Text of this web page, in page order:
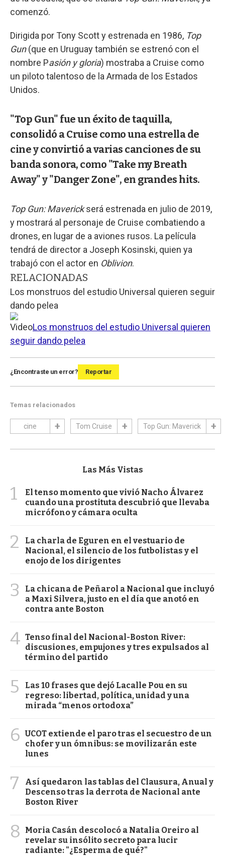
comenzó.
Dirigida por Tony Scott y estrenada en 1986, Top
Gun(que en Uruguay también se estrenó con el
nombre Pasión y gloria) mostraba a Cruise como
un piloto talentoso de la Armada de los Estados
Unidos.
"Top Gun" fue un éxito de taquilla,
consolidó a Cruise como una estrella de
cine y convirtió a varias canciones de su
banda sonora, como "Take my Breath
Away" y "Danger Zone", en grandes hits.
Top Gun: Maverickserá estrenada en julio de 2019,
y mostrará al personaje de Cruise combatiendo a
drones, en lugar de a aviones rusos. La película
tendrá de director a Joseph Kosinski, quien ya
trabajó con el actor en Oblivion.
RELACIONADAS
Los monstruos del estudio Universal quieren seguir
dando pelea
VideoLos monstruos del estudio Universal quieren
seguir dando pelea
¿Encontraste un error? Reportar
Temas relacionados
cine Tom Cruise Top Gun: Maverick
Las Más Vistas
1
El tenso momento que vivió Nacho Álvarez
cuando una prostituta descubrió que llevaba
micrófono y cámara oculta
2
La charla de Eguren en el vestuario de
Nacional, el silencio de los futbolistas y el
enojo de los dirigentes
3
La chicana de Peñarol a Nacional que incluyó
a Maxi Silvera, justo en el día que anotó en
contra ante Boston
4 Tenso final del Nacional-Boston River:
discusiones, empujones y tres expulsados al
término del partido
5
Las 10 frases que dejó Lacalle Pou en su
regreso: libertad, política, unidad y una
mirada “menos ortodoxa”
6 UCOT extiende el paro tras el secuestro de un
chofer y un ómnibus: se movilizarán este
lunes
7
Así quedaron las tablas del Clausura, Anual y
Descenso tras la derrota de Nacional ante
Boston River
8
Moria Casán descolocó a Natalia Oreiro al
revelar su insólito secreto para lucir
radiante: "¿Esperma de qué?"